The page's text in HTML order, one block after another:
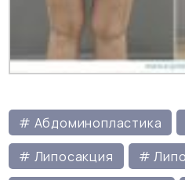
# Абдоминопластика
# Липосакция
#